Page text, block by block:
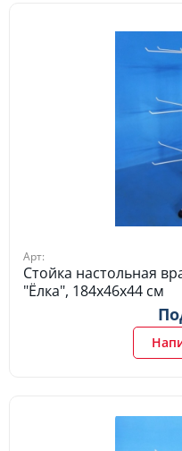
Арт:
Стойка настольная
"Ёлка", 184х46х44 см